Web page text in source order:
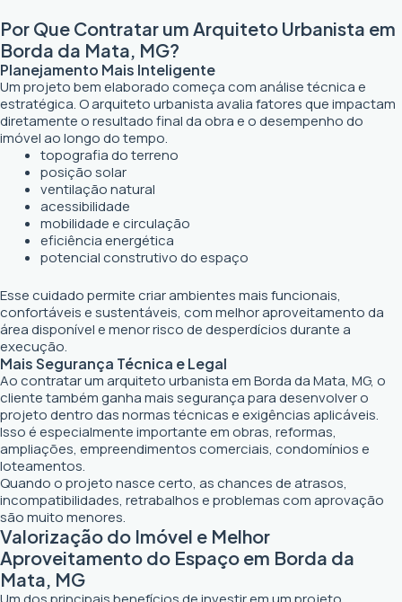
Por Que Contratar um Arquiteto Urbanista em
Borda da Mata, MG?
Planejamento Mais Inteligente
Um projeto bem elaborado começa com análise técnica e
estratégica. O arquiteto urbanista avalia fatores que impactam
diretamente o resultado final da obra e o desempenho do
imóvel ao longo do tempo.
topografia do terreno
posição solar
ventilação natural
acessibilidade
mobilidade e circulação
eficiência energética
potencial construtivo do espaço
Esse cuidado permite criar ambientes mais funcionais,
confortáveis e sustentáveis, com melhor aproveitamento da
área disponível e menor risco de desperdícios durante a
execução.
Mais Segurança Técnica e Legal
Ao contratar um arquiteto urbanista em Borda da Mata, MG, o
cliente também ganha mais segurança para desenvolver o
projeto dentro das normas técnicas e exigências aplicáveis.
Isso é especialmente importante em obras, reformas,
ampliações, empreendimentos comerciais, condomínios e
loteamentos.
Quando o projeto nasce certo, as chances de atrasos,
incompatibilidades, retrabalhos e problemas com aprovação
são muito menores.
Valorização do Imóvel e Melhor
Aproveitamento do Espaço em Borda da
Mata, MG